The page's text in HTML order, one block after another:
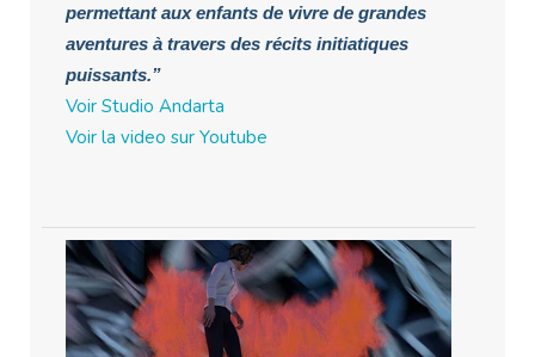
permettant aux enfants de vivre de grandes
aventures à travers des récits initiatiques
puissants.”
Voir Studio Andarta
Voir la video sur Youtube